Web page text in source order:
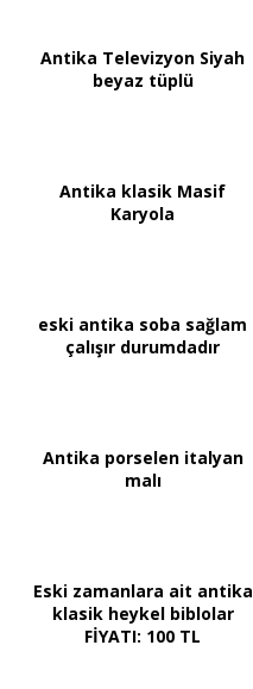
Antika Televizyon Siyah
beyaz tüplü
Antika klasik Masif
Karyola
eski antika soba sağlam
çalışır durumdadır
Antika porselen italyan
malı
Eski zamanlara ait antika
klasik heykel biblolar
FİYATI: 100 TL